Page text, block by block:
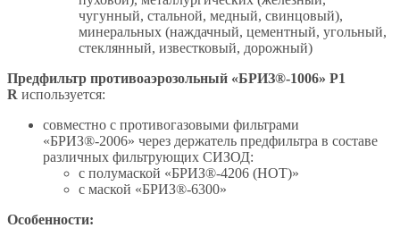
чугунный, стальной, медный, свинцовый),
минеральных (наждачный, цементный, угольный,
стеклянный, известковый, дорожный)
Предфильтр противоаэрозольный «БРИЗ®-1006» P1
R используется:
совместно с противогазовыми фильтрами
«БРИЗ®-2006» через держатель предфильтра в составе
различных фильтрующих СИЗОД:
с полумаской «БРИЗ®-4206 (НОТ)»
с маской «БРИЗ®-6300»
Особенности: